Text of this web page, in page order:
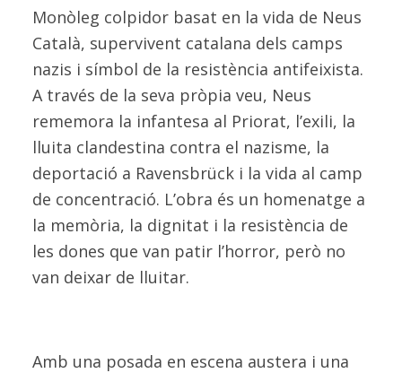
Monòleg colpidor basat en la vida de Neus
Català, supervivent catalana dels camps
nazis i símbol de la resistència antifeixista.
A través de la seva pròpia veu, Neus
rememora la infantesa al Priorat, l’exili, la
lluita clandestina contra el nazisme, la
deportació a Ravensbrück i la vida al camp
de concentració. L’obra és un homenatge a
la memòria, la dignitat i la resistència de
les dones que van patir l’horror, però no
van deixar de lluitar.
Amb una posada en escena austera i una